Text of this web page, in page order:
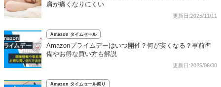
肩が痛くなりにくい
更新日:2025/11/11
Amazon タイムセール
Amazonプライムデーはいつ開催？何が安くなる？事前準
備やお得な買い方も解説
更新日:2025/06/30
Amazon タイムセール祭り